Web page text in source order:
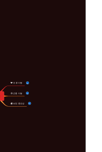
🐦 조류 이동 15
🦋 곤충 이동 16
🌍 보전 중요성 16